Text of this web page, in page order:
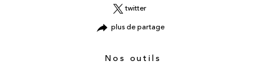
twitter
plus de partage
Nos outils